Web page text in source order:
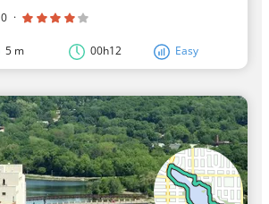
0 ·
5 m 00h12 Easy